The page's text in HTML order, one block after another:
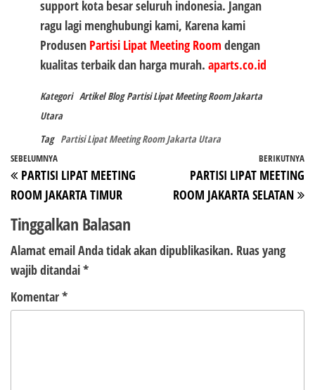
support kota besar seluruh indonesia. Jangan
ragu lagi menghubungi kami, Karena kami
Produsen Partisi Lipat Meeting Room dengan
kualitas terbaik dan harga murah. aparts.co.id
Kategori Artikel Blog Partisi Lipat Meeting Room Jakarta
Utara
Tag Partisi Lipat Meeting Room Jakarta Utara
Navigasi
pos
Pos
Sebelumnya
SEBELUMNYA
PARTISI LIPAT MEETING
ROOM JAKARTA TIMUR
BERIKUTNYA
PARTISI LIPAT MEETING
ROOM JAKARTA SELATAN
Tinggalkan Balasan
Alamat email Anda tidak akan dipublikasikan. Ruas yang
wajib ditandai*
Komentar*